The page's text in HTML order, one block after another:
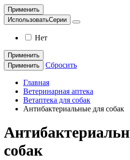
Применить
ИспользоватьСерии
Нет
Применить
Применить
Сбросить
Главная
Ветеринарная аптека
Ветаптека для собак
Антибактериальные для собак
собак